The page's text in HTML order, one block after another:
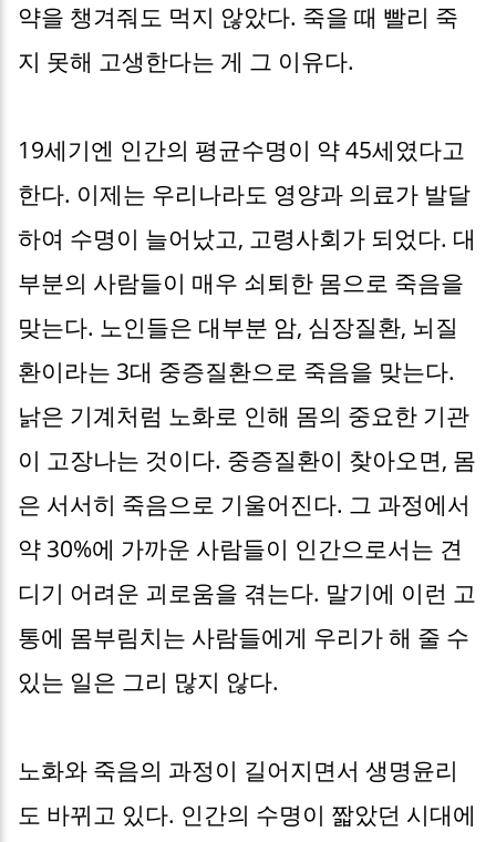
약을 챙겨줘도 먹지 않았다. 죽을 때 빨리 죽
지 못해 고생한다는 게 그 이유다.
19세기엔 인간의 평균수명이 약 45세였다고
한다. 이제는 우리나라도 영양과 의료가 발달
하여 수명이 늘어났고, 고령사회가 되었다. 대
부분의 사람들이 매우 쇠퇴한 몸으로 죽음을
맞는다. 노인들은 대부분 암, 심장질환, 뇌질
환이라는 3대 중증질환으로 죽음을 맞는다.
낡은 기계처럼 노화로 인해 몸의 중요한 기관
이 고장나는 것이다. 중증질환이 찾아오면, 몸
은 서서히 죽음으로 기울어진다. 그 과정에서
약 30%에 가까운 사람들이 인간으로서는 견
디기 어려운 괴로움을 겪는다. 말기에 이런 고
통에 몸부림치는 사람들에게 우리가 해 줄 수
있는 일은 그리 많지 않다.
노화와 죽음의 과정이 길어지면서 생명윤리
도 바뀌고 있다. 인간의 수명이 짧았던 시대에